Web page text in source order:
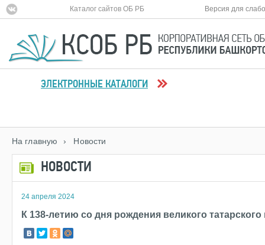
Каталог сайтов ОБ РБ Версия для
ЭЛЕКТРОННЫЕ КАТАЛОГИ
На главную › Новости
НОВОСТИ
24 апреля 2024
К 138-летию со дня рождения великого